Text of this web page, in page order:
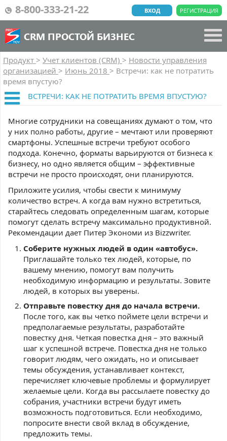
8-800-333-21-22 РЕГИСТРАЦИЯ
ВХОД
CRM ПРОСТОЙ БИЗНЕС
Продукт > Учет клиентов (CRM) > Новости управления
организацией > Июнь 2018 > Встречи: как не потратить
время впустую?
ВСТРЕЧИ: КАК НЕ ПОТРАТИТЬ ВРЕМЯ ВПУСТУЮ?
Многие сотрудники на совещаниях думают о том, что
у них полно работы, другие – мечтают или проверяют
смартфоны. Успешные встречи требуют особого
подхода. Конечно, форматы варьируются от бизнеса к
бизнесу, но одно является общим – эффективные
встречи не просто происходят, они планируются.
Приложите усилия, чтобы свести к минимуму
количество встреч. А когда вам нужно встретиться,
старайтесь следовать определенным шагам, которые
помогут сделать встречу максимально продуктивной.
Рекомендации дает Питер Экономи из Bizzwriter.
Соберите нужных людей в один «автобус».
Приглашайте только тех людей, которые, по
вашему мнению, помогут вам получить
необходимую информацию и результаты. Зовите
людей, в которых вы уверены.
Отправьте повестку дня до начала встречи.
После того, как вы четко поймете цели встречи и
предполагаемые результаты, разработайте
повестку дня. Четкая повестка дня – это важный
шаг к успешной встрече. Повестка дня не только
говорит людям, чего ожидать, но и описывает
темы обсуждения, устанавливает контекст,
перечисляет ключевые проблемы и формулирует
желаемые цели. Когда вы рассылаете повестку до
собрания, участники встречи будут иметь
возможность подготовиться. Если необходимо,
попросите внести свой вклад в обсуждение,
предложить темы.